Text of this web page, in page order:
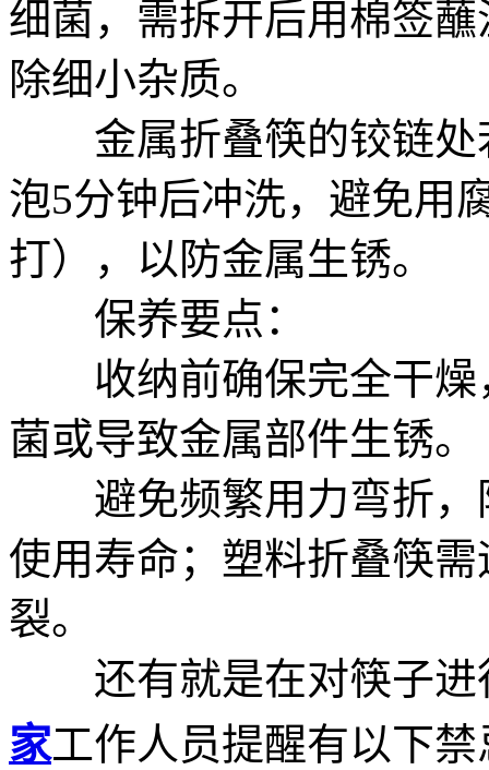
细菌，需拆开后用棉签
除细小杂质。
金属折叠筷的铰链处
泡5分钟后冲洗，避免用
打），以防金属生锈。
保养要点：
收纳前确保完全干燥
菌或导致金属部件生锈。
避免频繁用力弯折，
使用寿命；塑料折叠筷
裂。
还有就是在对筷子进
家工作人员提醒有以下